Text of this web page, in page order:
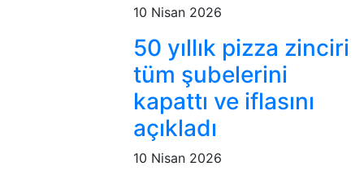
10 Nisan 2026
50 yıllık pizza zinciri
tüm şubelerini
kapattı ve iflasını
açıkladı
10 Nisan 2026